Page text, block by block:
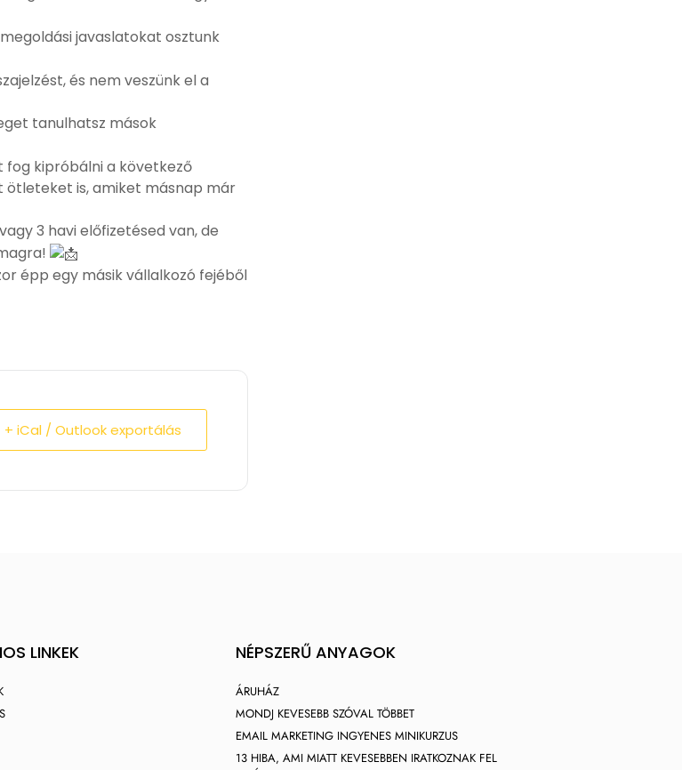
javaslatokat osztunk
és nem veszünk el a
tanulhatsz mások
fog kipróbálni a következő
ötleteket is, amiket másnap már
3 havi előfizetésed van, de
épp egy másik vállalkozó fejéből
+ iCal / Outlook exportálás
LINKEK NÉPSZERŰ ANYAGOK
ÁRUHÁZ
MONDJ KEVESEBB SZÓVAL TÖBBET
EMAIL MARKETING INGYENES MINIKURZUS
13 HIBA, AMI MIATT KEVESEBBEN IRATKOZNAK FEL